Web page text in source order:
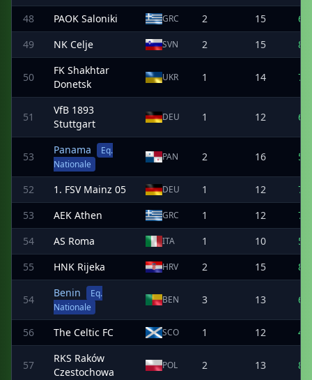
48 PAOK Saloniki GRC 2 15
6
49
NK Celje SVN 2 15 8
50
FK Shakhtar
Donetsk
UKR 1 14 7
51
VfB 1893
Stuttgart
DEU 1 12 6
53
Panama
Eq.
Nationale
PAN 2 16 5
52 1. FSV Mainz 05 DEU 1 12
7
53
AEK Athen GRC 1 12
7
54
AS Roma ITA 1 10
5
55
HNK Rijeka HRV 2 15 8
54
Benin
Eq.
Nationale
BEN 3 13 6
56 The Celtic FC SCO 1 12 4
57
RKS Raków
Czestochowa
POL 2 13 8